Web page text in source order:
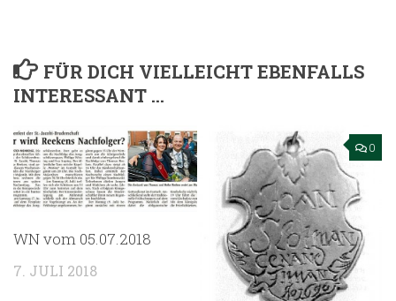
FÜR DICH VIELLEICHT EBENFALLS
INTERESSANT …
WN vom 05.07.2018
7. JULI 2018
0